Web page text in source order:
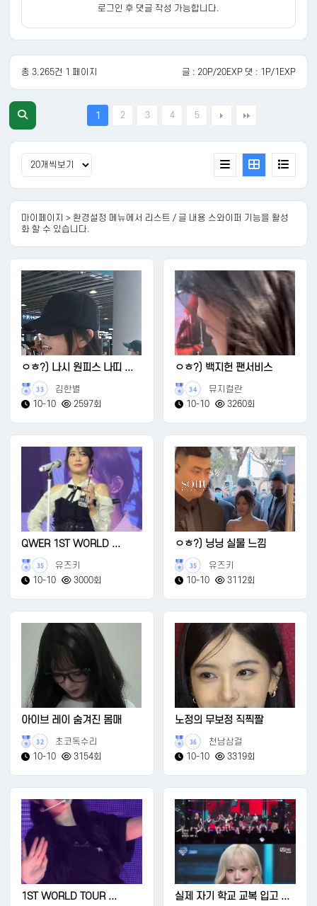
로그인 후 댓글 작성 가능합니다.
총 3,265건 1 페이지 글 : 20P/20EXP 댓 : 1P/1EXP
1 2 3 4 5
마이페이지 > 환경설정 메뉴에서 리스트 / 글 내용 스와이퍼 기능을 활성
화 할 수 있습니다.
ㅇㅎ?) 나시 원피스 나띠 ...
33
김한별
10-10
2597회
ㅇㅎ?) 백지헌 팬서비스
34
뮤지컬란
10-10
3260회
QWER 1ST WORLD ...
35
유즈키
10-10
3000회
ㅇㅎ?) 닝닝 실물 느낌
35
유즈키
10-10
3112회
아이브 레이 숨겨진 몸매
32
초코독수리
10-10
3154회
노정의 무보정 직찍짤
36
천남삼걸
10-10
3319회
1ST WORLD TOUR ... 실제 자기 학교 교복 입고 ...